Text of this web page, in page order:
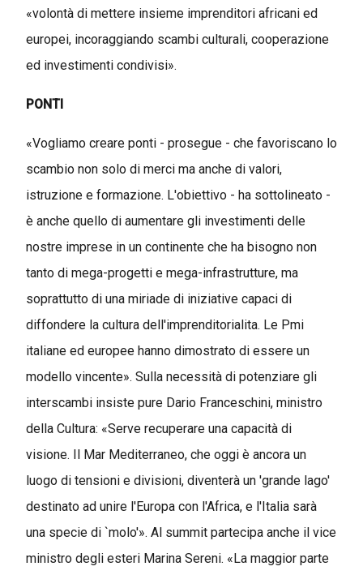
«volontà di mettere insieme imprenditori africani ed
europei, incoraggiando scambi culturali, cooperazione
ed investimenti condivisi».
PONTI
«Vogliamo creare ponti - prosegue - che favoriscano lo
scambio non solo di merci ma anche di valori,
istruzione e formazione. L'obiettivo - ha sottolineato -
è anche quello di aumentare gli investimenti delle
nostre imprese in un continente che ha bisogno non
tanto di mega-progetti e mega-infrastrutture, ma
soprattutto di una miriade di iniziative capaci di
diffondere la cultura dell'imprenditorialita. Le Pmi
italiane ed europee hanno dimostrato di essere un
modello vincente». Sulla necessità di potenziare gli
interscambi insiste pure Dario Franceschini, ministro
della Cultura: «Serve recuperare una capacità di
visione. Il Mar Mediterraneo, che oggi è ancora un
luogo di tensioni e divisioni, diventerà un 'grande lago'
destinato ad unire l'Europa con l'Africa, e l'Italia sarà
una specie di `molo'». Al summit partecipa anche il vice
ministro degli esteri Marina Sereni. «La maggior parte